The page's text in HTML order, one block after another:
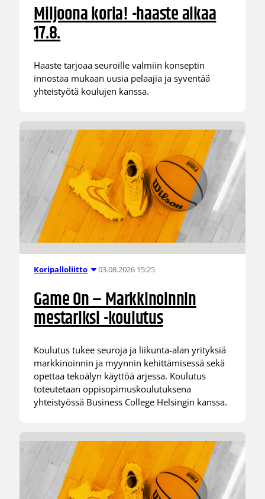
Miljoona koria! -haaste alkaa
17.8.
Haaste tarjoaa seuroille valmiin konseptin
innostaa mukaan uusia pelaajia ja syventää
yhteistyötä koulujen kanssa.
Koripalloliitto 03.08.2026 15:25
Game On – Markkinoinnin
mestariksi -koulutus
Koulutus tukee seuroja ja liikunta-alan yrityksiä
markkinoinnin ja myynnin kehittämisessä sekä
opettaa tekoälyn käyttöä arjessa. Koulutus
toteutetaan oppisopimuskoulutuksena
yhteistyössä Business College Helsingin kanssa.